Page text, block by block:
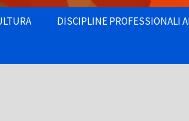
sé
DISCIPLINE PROFESSIONALI
Counseling